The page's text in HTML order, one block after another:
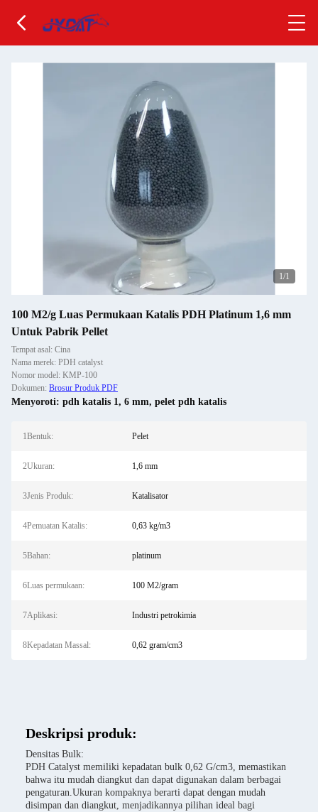
1/1
100 M2/g Luas Permukaan Katalis PDH Platinum 1,6 mm
Untuk Pabrik Pellet
Tempat asal: Cina
Nama merek: PDH catalyst
Nomor model: KMP-100
Dokumen: Brosur Produk PDF
Menyoroti: pdh katalis 1, 6 mm, pelet pdh katalis
1Bentuk: Pelet
2Ukuran: 1,6 mm
3Jenis Produk: Katalisator
4Pemuatan Katalis: 0,63 kg/m3
5Bahan: platinum
6Luas permukaan: 100 M2/gram
7Aplikasi: Industri petrokimia
8Kepadatan Massal: 0,62 gram/cm3
Deskripsi produk:
Densitas Bulk:
PDH Catalyst memiliki kepadatan bulk 0,62 G/cm3, memastikan
bahwa itu mudah diangkut dan dapat digunakan dalam berbagai
pengaturan.Ukuran kompaknya berarti dapat dengan mudah
disimpan dan diangkut, menjadikannya pilihan ideal bagi